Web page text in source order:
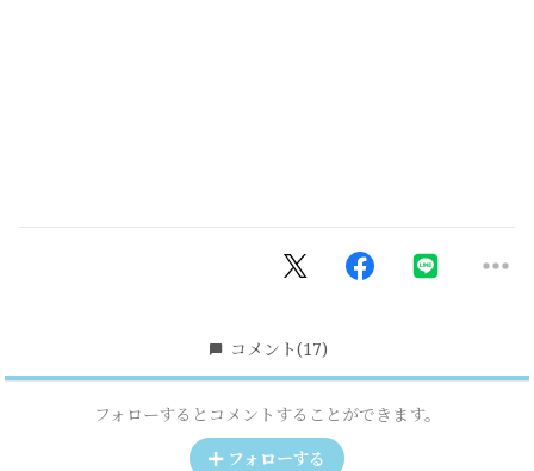
コメント(17)
フォローするとコメントすることができます。
フォローする